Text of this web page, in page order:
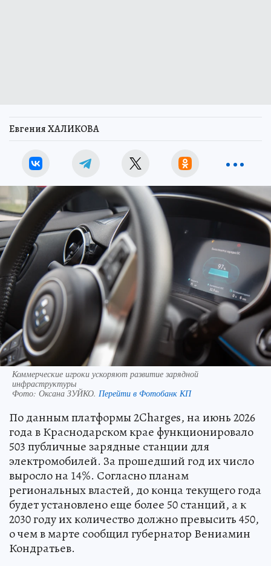
Евгения ХАЛИКОВА
Коммерческие игроки ускоряют развитие зарядной
инфраструктуры
Фото: Оксана ЗУЙКО. Перейти в Фотобанк КП
По данным платформы 2Charges, на июнь 2026
года в Краснодарском крае функционировало
503 публичные зарядные станции для
электромобилей. За прошедший год их число
выросло на 14%. Согласно планам
региональных властей, до конца текущего года
будет установлено еще более 50 станций, а к
2030 году их количество должно превысить 450,
о чем в марте сообщил губернатор Вениамин
Кондратьев.